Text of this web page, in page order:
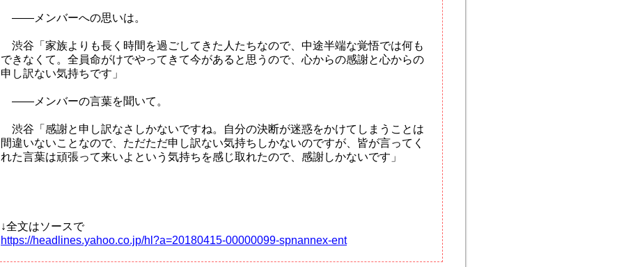
――メンバーへの思いは。
渋谷「家族よりも長く時間を過ごしてきた人たちなので、中途半端な覚悟では何も
できなくて。全員命がけでやってきて今があると思うので、心からの感謝と心からの
申し訳ない気持ちです」
――メンバーの言葉を聞いて。
渋谷「感謝と申し訳なさしかないですね。自分の決断が迷惑をかけてしまうことは
間違いないことなので、ただただ申し訳ない気持ちしかないのですが、皆が言ってく
れた言葉は頑張って来いよという気持ちを感じ取れたので、感謝しかないです」
↓全文はソースで
https://headlines.yahoo.co.jp/hl?a=20180415-00000099-spnannex-ent